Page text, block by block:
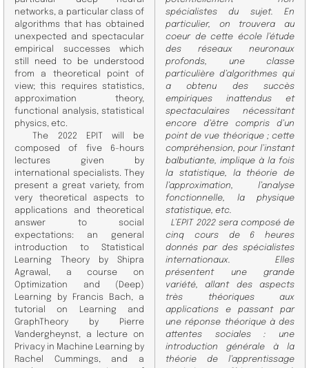
networks, a particular class of
algorithms that has obtained
unexpected and spectacular
empirical successes which
still need to be understood
from a theoretical point of
view; this requires statistics,
approximation theory,
functional analysis, statistical
physics, etc.
The 2022 EPIT will be
composed of five 6-hours
lectures given by
international specialists. They
present a great variety, from
very theoretical aspects to
applications and theoretical
answer to social
expectations: an general
introduction to Statistical
Learning Theory by Shipra
Agrawal, a course on
Optimization and (Deep)
Learning by Francis Bach, a
tutorial on Learning and
GraphTheory by Pierre
Vandergheynst, a lecture on
Privacy in Machine Learning by
Rachel Cummings,and a
spécialistes du sujet. En
particulier, on trouvera au
coeur de cette école l’étude
des réseaux neuronaux
profonds, une classe
particulière d’algorithmes qui
a obtenu des succès
empiriques inattendus et
spectaculaires nécessitant
encore d’être compris d’un
point de vue théorique ; cette
compréhension, pour l’instant
balbutiante, implique à la fois
la statistique, la théorie de
l’approximation, l’analyse
fonctionnelle, la physique
statistique, etc.
L’EPIT 2022 sera composé de
cinq cours de 6 heures
donnés par des spécialistes
internationaux. Elles
présentent une grande
variété, allant des aspects
très théoriques aux
applications e passant par
une réponse théorique à des
attentes sociales : une
introduction générale à la
théorie de l’apprentissage